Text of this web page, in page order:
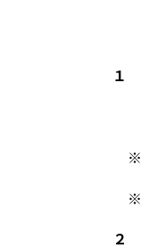
１
※
※
２